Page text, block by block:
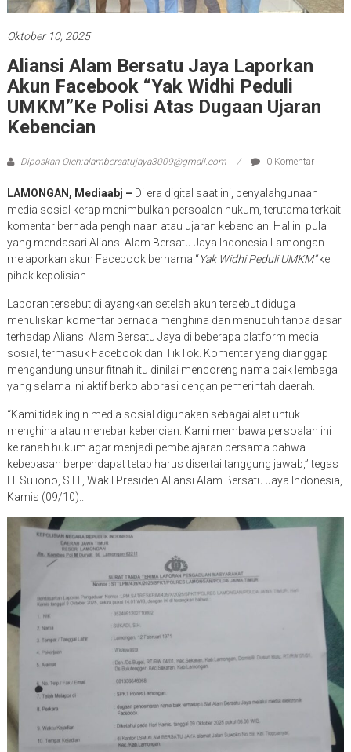
Oktober 10, 2025
Aliansi Alam Bersatu Jaya Laporkan
Akun Facebook “Yak Widhi Peduli
UMKM”ke Polisi Atas Dugaan Ujaran
Kebencian
Diposkan Oleh:alambersatujaya3009@gmail.com 0 Komentar
LAMONGAN, Mediaabj – Di era digital saat ini, penyalahgunaan
media sosial kerap menimbulkan persoalan hukum, terutama terkait
komentar bernada penghinaan atau ujaran kebencian. Hal ini pula
yang mendasari Aliansi Alam Bersatu Jaya Indonesia Lamongan
melaporkan akun Facebook bernama “Yak Widhi Peduli UMKM”ke
pihak kepolisian.
Laporan tersebut dilayangkan setelah akun tersebut diduga
menuliskan komentar bernada menghina dan menuduh tanpa dasar
terhadap Aliansi Alam Bersatu Jaya di beberapa platform media
sosial, termasuk Facebook dan TikTok. Komentar yang dianggap
mengandung unsur fitnah itu dinilai mencoreng nama baik lembaga
yang selama ini aktif berkolaborasi dengan pemerintah daerah.
“Kami tidak ingin media sosial digunakan sebagai alat untuk
menghina atau menebar kebencian. Kami membawa persoalan ini
ke ranah hukum agar menjadi pembelajaran bersama bahwa
kebebasan berpendapat tetap harus disertai tanggung jawab,” tegas
H. Suliono, S.H., Wakil Presiden Aliansi Alam Bersatu Jaya Indonesia,
Kamis (09/10)..